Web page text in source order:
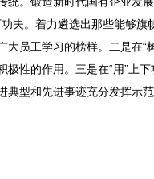
夫。着力遴选出那些能够旗
员工学习的榜样。二是在“
性的作用。三是在“用”上下
典型和先进事迹充分发挥示